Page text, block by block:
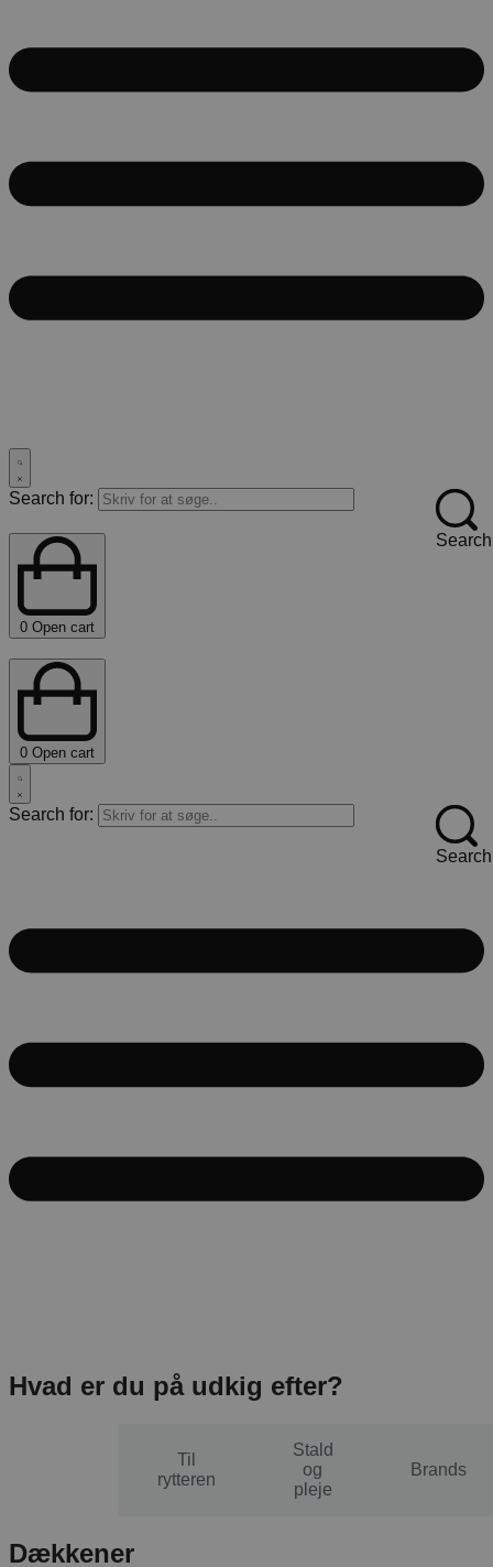
Search for:
Search
0 Open cart
0 Open cart
Search for:
Search
Hvad er du på udkig efter?
Til
rytteren
Stald
og
pleje
Brands
Dækkener